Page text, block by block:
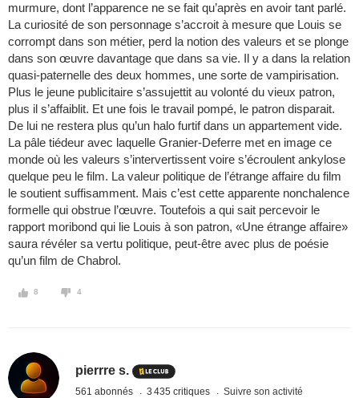
murmure, dont l’apparence ne se fait qu’après en avoir tant parlé.
La curiosité de son personnage s’accroit à mesure que Louis se
corrompt dans son métier, perd la notion des valeurs et se plonge
dans son œuvre davantage que dans sa vie. Il y a dans la relation
quasi-paternelle des deux hommes, une sorte de vampirisation.
Plus le jeune publicitaire s’assujettit au volonté du vieux patron,
plus il s’affaiblit. Et une fois le travail pompé, le patron disparait.
De lui ne restera plus qu’un halo furtif dans un appartement vide.
La pâle tiédeur avec laquelle Granier-Deferre met en image ce
monde où les valeurs s’intervertissent voire s’écroulent ankylose
quelque peu le film. La valeur politique de l’étrange affaire du film
le soutient suffisamment. Mais c’est cette apparente nonchalence
formelle qui obstrue l’œuvre. Toutefois a qui sait percevoir le
rapport moribond qui lie Louis à son patron, «Une étrange affaire»
saura révéler sa vertu politique, peut-être avec plus de poésie
qu’un film de Chabrol.
8 4
pierrre s.
561 abonnés 3 435 critiques Suivre son activité